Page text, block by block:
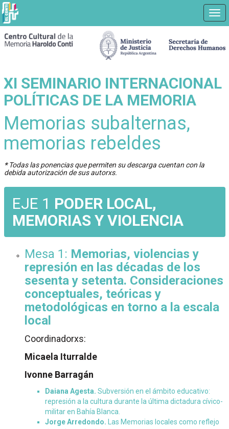
XI SEMINARIO INTERNACIONAL
POLÍTICAS DE LA MEMORIA
Memorias subalternas,
memorias rebeldes
*Todas las ponencias que permiten su descarga cuentan con la
debida autorización de sus autorxs.
EJE 1 PODER LOCAL,
MEMORIAS Y VIOLENCIA
Mesa 1: Memorias, violencias y
represión en las décadas de los
sesenta y setenta. Consideraciones
conceptuales, teóricas y
metodológicas en torno a la escala
local
Coordinadorxs:
Micaela Iturralde
Ivonne Barragán
Daiana Agesta. Subversión en el ámbito educativo:
represión a la cultura durante la última dictadura cívico-
militar en Bahía Blanca.
Jorge Arredondo. Las Memorias locales como reflejo